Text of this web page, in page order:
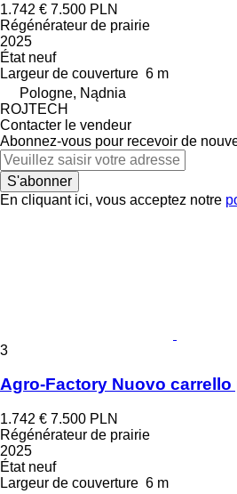
1.742 € 7.500 PLN
Régénérateur de prairie
2025
Étatneuf
Largeur de couverture 6 m
Pologne, Nądnia
ROJTECH
Contacter le vendeur
Abonnez-vous pour recevoir de
S'abonner
En cliquant ici, vous acceptez notre
3
Agro-Factory Nuovo carrello
1.742 € 7.500 PLN
Régénérateur de prairie
2025
Étatneuf
Largeur de couverture 6 m